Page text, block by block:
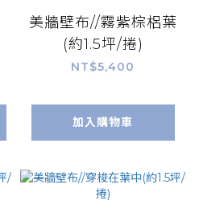
美牆壁布//霧紫棕梠葉
(約1.5坪/捲)
NT$5,400
加入購物車